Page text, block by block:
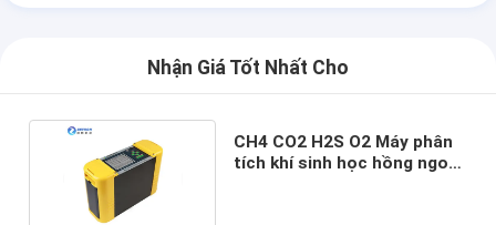
Nhận Giá Tốt Nhất Cho
CH4 CO2 H2S O2 Máy phân
tích khí sinh học hồng ngoại